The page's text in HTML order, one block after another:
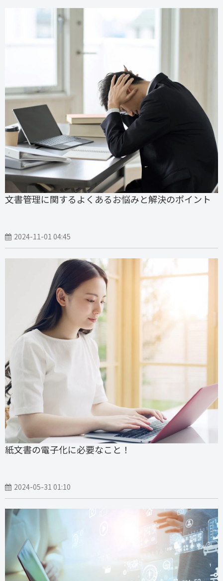
文書管理に関するよくあるお悩みと解決のポイント
2024-11-01 04:45
紙文書の電子化に必要なこと！
2024-05-31 01:10